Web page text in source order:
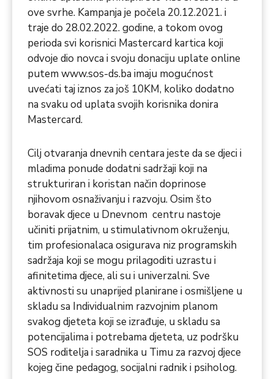
ove svrhe. Kampanja je počela 20.12.2021. i
traje do 28.02.2022. godine, a tokom ovog
perioda svi korisnici Mastercard kartica koji
odvoje dio novca i svoju donaciju uplate online
putem www.sos-ds.ba imaju mogućnost
uvećati taj iznos za još 10KM, koliko dodatno
na svaku od uplata svojih korisnika donira
Mastercard.
Cilj otvaranja dnevnih centara jeste da se djeci i
mladima ponude dodatni sadržaji koji na
strukturiran i koristan način doprinose
njihovom osnaživanju i razvoju. Osim što
boravak djece u Dnevnom centru nastoje
učiniti prijatnim, u stimulativnom okruženju,
tim profesionalaca osigurava niz programskih
sadržaja koji se mogu prilagoditi uzrastu i
afinitetima djece, ali su i univerzalni. Sve
aktivnosti su unaprijed planirane i osmišljene u
skladu sa Individualnim razvojnim planom
svakog djeteta koji se izrađuje, u skladu sa
potencijalima i potrebama djeteta, uz podršku
SOS roditelja i saradnika u Timu za razvoj djece
kojeg čine pedagog, socijalni radnik i psiholog.